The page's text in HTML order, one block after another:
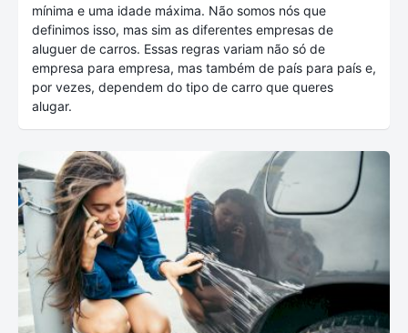
mínima e uma idade máxima. Não somos nós que
definimos isso, mas sim as diferentes empresas de
aluguer de carros. Essas regras variam não só de
empresa para empresa, mas também de país para país e,
por vezes, dependem do tipo de carro que queres
alugar.